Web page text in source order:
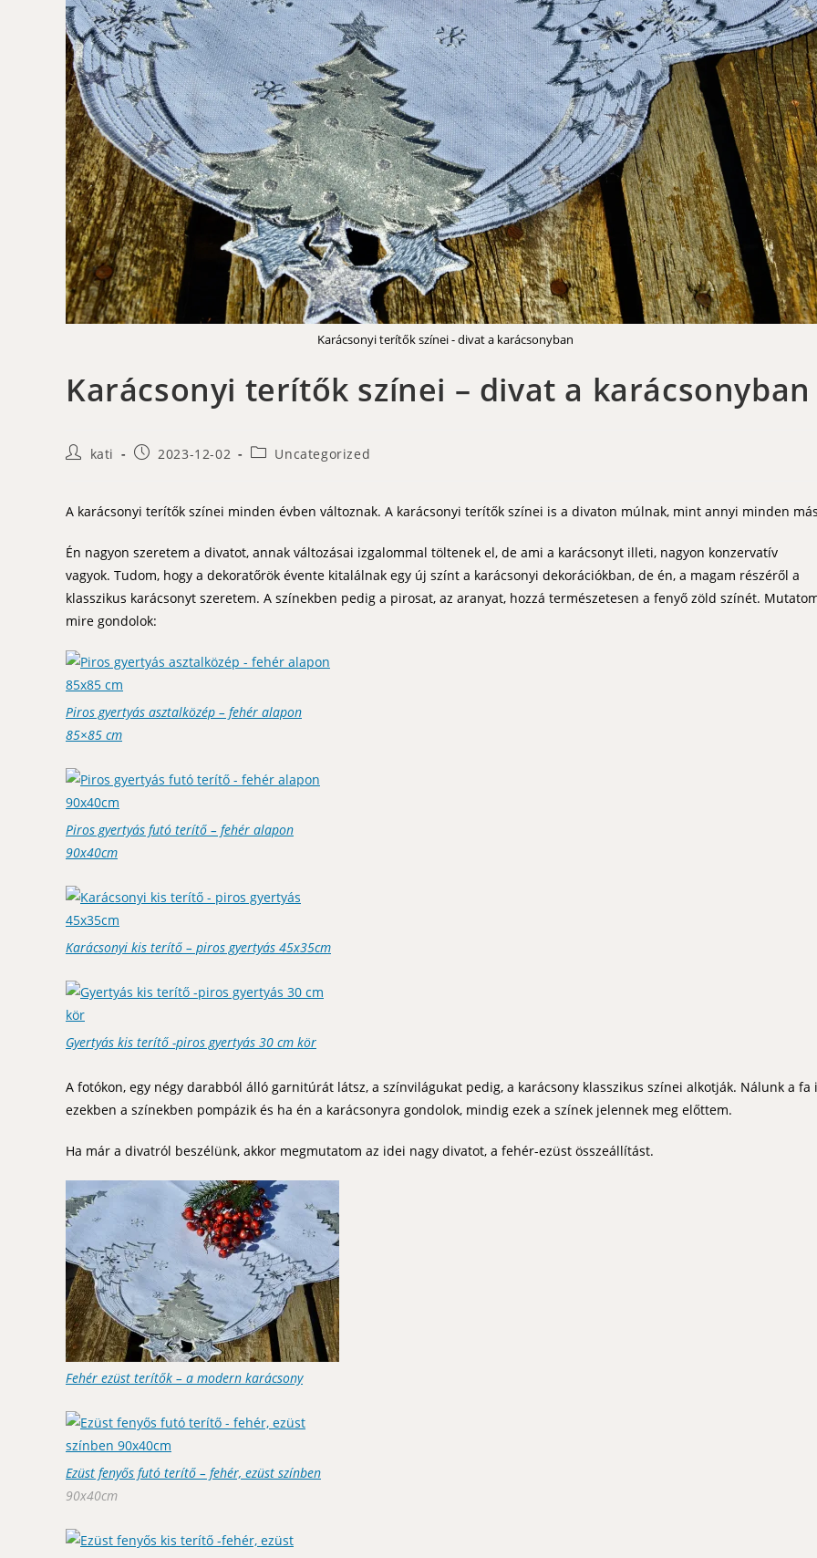
Karácsonyi terítők színei - divat a karácsonyban
Karácsonyi terítők színei – divat a karácsonyban
Postkati
Post2023-12-02
PostUncategorized
A karácsonyi terítők színei minden évben változnak. A karácsonyi terítők színei is a divaton múlnak, mint annyi minden
Én nagyon szeretem a divatot, annak változásai izgalommal töltenek el, de ami a karácsonyt illeti, nagyon konzervatív
vagyok. Tudom, hogy a dekoratőrök évente kitalálnak egy új színt a karácsonyi dekorációkban, de én, a magam részéről a
klasszikus karácsonyt szeretem. A színekben pedig a pirosat, az aranyat, hozzá természetesen a fenyő zöld színét.
mire gondolok:
Piros gyertyás asztalközép – fehér alapon
85×85 cm
Piros gyertyás futó terítő – fehér alapon
90x40cm
Karácsonyi kis terítő – piros gyertyás 45x35cm
Gyertyás kis terítő -piros gyertyás 30 cm kör
A fotókon, egy négy darabból álló garnitúrát látsz, a színvilágukat pedig, a karácsony klasszikus színei alkotják. Nálunk a fa
ezekben a színekben pompázik és ha én a karácsonyra gondolok, mindig ezek a színek jelennek meg előttem.
Ha már a divatról beszélünk, akkor megmutatom az idei nagy divatot, a fehér-ezüst összeállítást.
Fehér ezüst terítők – a modern karácsony
Ezüst fenyős futó terítő – fehér, ezüst színben
90x40cm